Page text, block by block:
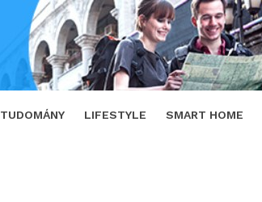
TUDOMÁNY LIFESTYLE SMART HOME
TWEET